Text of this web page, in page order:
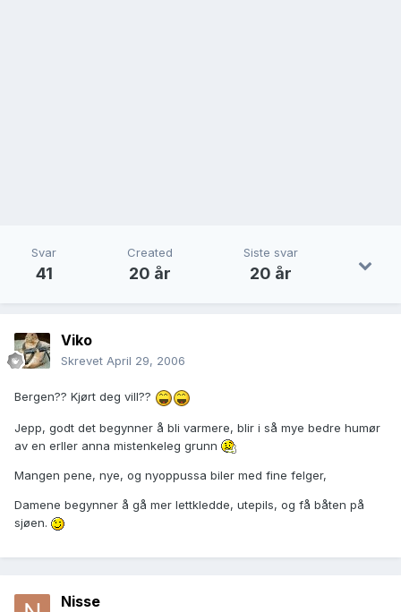
Svar
41
Created
20 år
Siste svar
20 år
Viko
Skrevet April 29, 2006
Bergen?? Kjørt deg vill??
Jepp, godt det begynner å bli varmere, blir i så mye bedre humør
av en erller anna mistenkeleg grunn
Mangen pene, nye, og nyoppussa biler med fine felger,
Damene begynner å gå mer lettkledde, utepils, og få båten på
sjøen.
Nisse